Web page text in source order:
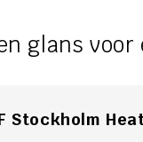
glans voor
Stockholm